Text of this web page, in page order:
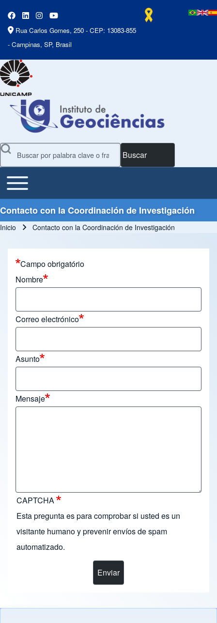
Rua Carlos Gomes, 250 - CEP: 13083-855
- Campinas, SP, Brasil
Buscar
Main Menu
Toggle main menu
Contacto con la Coordinación de Investigación
Inicio Contacto con la Coordinación de Investigación
Campo obrigatório
Nombre
Correo electrónico
Asunto
Mensaje
CAPTCHA
Esta pregunta es para comprobar si usted es un
visitante humano y prevenir envíos de spam
automatizado.